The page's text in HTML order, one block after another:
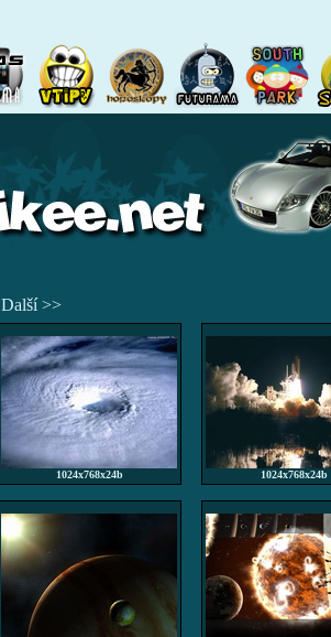
Další >>
1024x768x24b 1024x768x24b